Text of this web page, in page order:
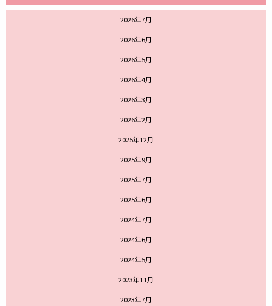
2026年7月
2026年6月
2026年5月
2026年4月
2026年3月
2026年2月
2025年12月
2025年9月
2025年7月
2025年6月
2024年7月
2024年6月
2024年5月
2023年11月
2023年7月